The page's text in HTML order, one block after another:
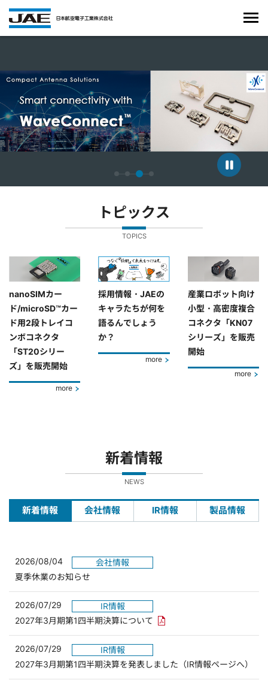
トピックス
TOPICS
nanoSIMカー
ド/microSD™カー
ド用2段トレイコ
ンボコネクタ
「ST20シリー
ズ」を販売開始
more
採用情報・JAEの
キャラたちが何を
語るんでしょう
か？
more
産業ロボット向け
小型・高密度複合
コネクタ「KN07
シリーズ」を販売
開始
more
新着情報
NEWS
新着情報 会社情報 IR情報 製品情報
2026/08/04
会社情報
夏季休業のお知らせ
2026/07/29
IR情報
2027年3月期第1四半期決算について PDFリンクを新しいウィンド
2026/07/29
IR情報
2027年3月期第1四半期決算を発表しました（IR情報ページへ）